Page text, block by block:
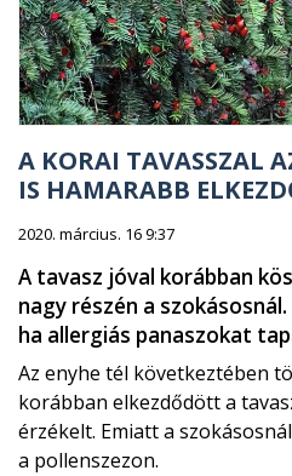
A KORAI TAVASSZAL
IS HAMARABB
2020. március. 16 9:37
A tavasz jóval korábban
nagy részén a
ha allergiás panaszokat
Az enyhe tél következtében
korábban elkezdődött a
érzékelt. Emiatt a
a pollenszezon.